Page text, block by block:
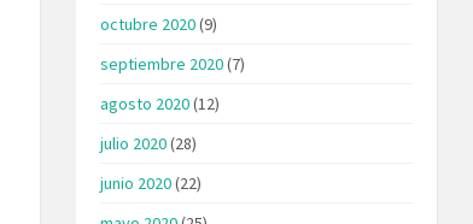
octubre 2020(9)
septiembre 2020(7)
agosto 2020(12)
julio 2020(28)
junio 2020(22)